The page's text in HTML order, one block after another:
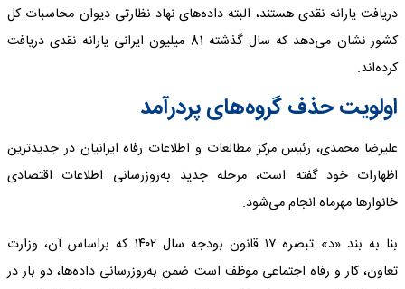
دریافت یارانه نقدی هستند، البته داده‌های نهاد نظارتی دیوان محاسبات کل
کشور نشان می‌دهد که سال گذشته 81 میلیون ایرانی یارانه نقدی دریافت
کرده‌اند.
اولویت حذف گروه‌های پردرآمد
علیرضا محمدی، رئیس مرکز مطالعات و اطلاعات رفاه ایرانیان در جدیدترین
اظهارات خود گفته است، مرحله جدید به‌روز‌رسانی اطلاعات اقتصادی
خانوارها مهرماه انجام می‌شود.
بنا به ‌بند «د» تبصره ۱۷ قانون بودجه سال ۱۴۰۲ که براساس آن، وزارت
تعاون، کار و رفاه اجتماعی موظف است ضمن به‌روزرسانی داده‌ها، دو بار در